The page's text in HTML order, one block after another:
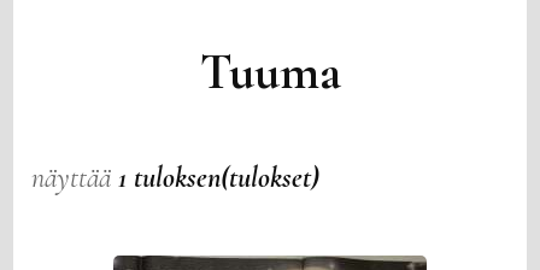
Tuuma
näyttää1 tuloksen(tulokset)